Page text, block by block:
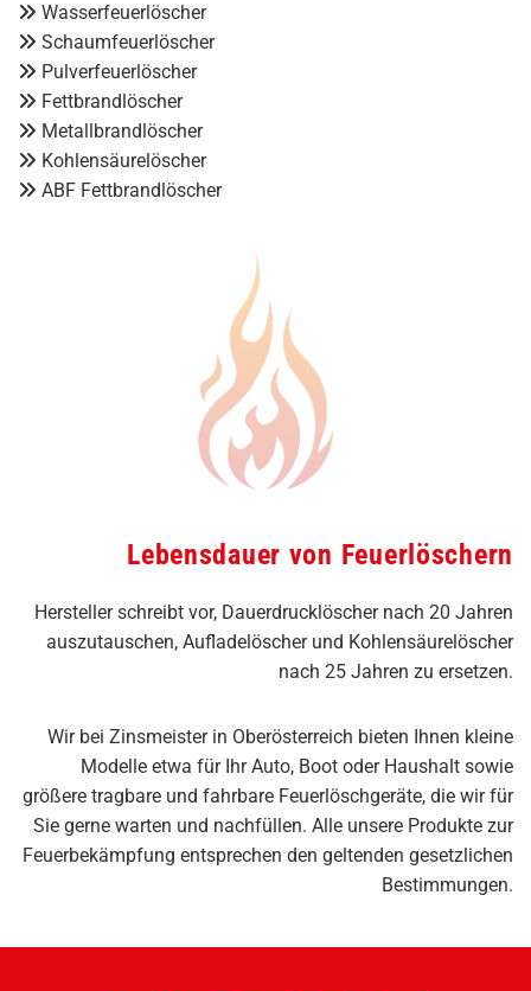
 Wasserfeuerlöscher
 Schaumfeuerlöscher
 Pulverfeuerlöscher
 Fettbrandlöscher
 Metallbrandlöscher
 Kohlensäurelöscher
 ABF Fettbrandlöscher
Lebensdauer von Feuerlöschern
Hersteller schreibt vor, Dauerdrucklöscher nach 20 Jahren
auszutauschen, Aufladelöscher und Kohlensäurelöscher
nach 25 Jahren zu ersetzen.
Wir bei Zinsmeister in Oberösterreich bieten Ihnen kleine
Modelle etwa für Ihr Auto, Boot oder Haushalt sowie
größere tragbare und fahrbare Feuerlöschgeräte, die wir für
Sie gerne warten und nachfüllen. Alle unsere Produkte zur
Feuerbekämpfung entsprechen den geltenden gesetzlichen
Bestimmungen.